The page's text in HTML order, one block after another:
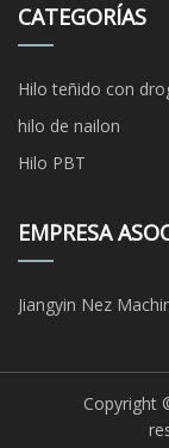
CATEGORÍAS
Hilo teñido con
hilo de nailon
Hilo PBT
EMPRESA
Jiangyin Nez
Copyright